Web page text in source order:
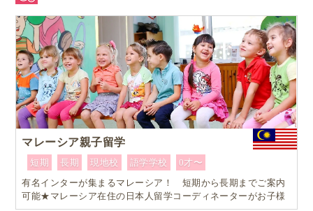
マレーシア親子留学
短期 長期 現地校 語学学校
0才〜
有名インターが集まるマレーシア！ 短期から長期までご案内
可能★マレーシア在住の日本人留学コーディネーターがお子様